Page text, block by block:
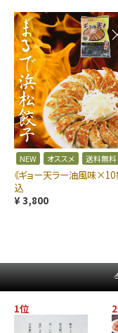
NEW オススメ 送料無料
《ギョー天ラー油風味×10
込
¥ 3,800
1位